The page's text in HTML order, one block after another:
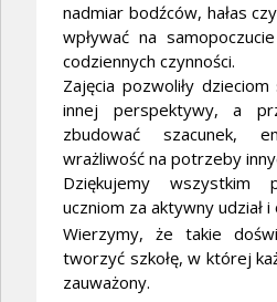
nadmiar bodźców, hałas
wpływać na
codziennych czynności.
Zajęcia pozwoliły
innej perspektywy, a
zbudować szacunek,
wrażliwość na potrzeby
Dziękujemy wszystkim
uczniom za aktywny udział
Wierzymy, że takie
tworzyć szkołę, w której
zauważony.